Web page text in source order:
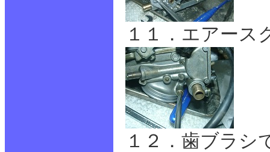
１１．エアース
１２．歯ブラシ